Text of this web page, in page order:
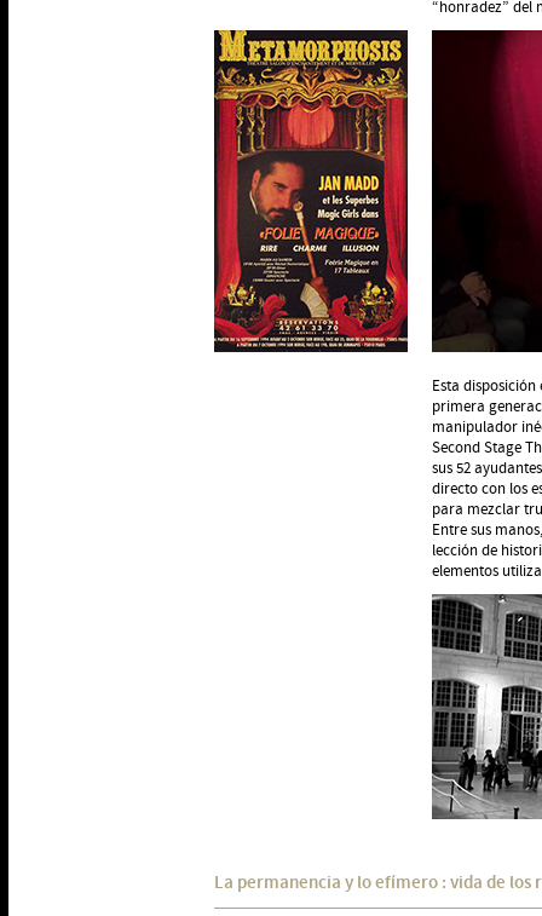
“honradez” del
Esta
primera
manipulador
Second Stage
sus 52
directo con los
para mezclar
Entre sus
lección de
elementos
La permanencia y lo efímero : vida de los